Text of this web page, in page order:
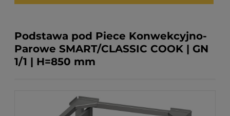
Podstawa pod Piece Konwekcyjno-
Parowe SMART/CLASSIC COOK | GN
1/1 | H=850 mm